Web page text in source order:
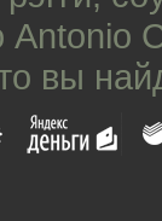
Antonio
вы